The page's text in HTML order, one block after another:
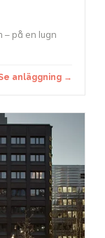
– på en lugn
anläggning →